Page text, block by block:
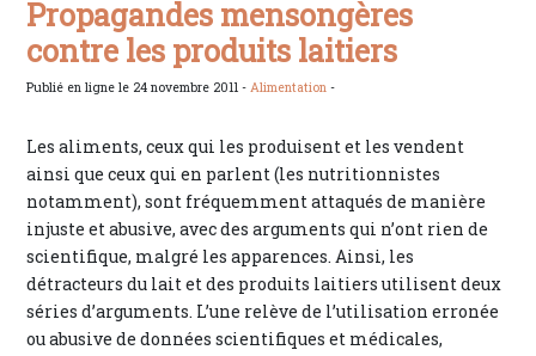
Propagandes mensongères
contre les produits laitiers
Publié en ligne le 24 novembre 2011 -Alimentation -
Les aliments, ceux qui les produisent et les vendent
ainsi que ceux qui en parlent (les nutritionnistes
notamment), sont fréquemment attaqués de manière
injuste et abusive, avec des arguments qui n’ont rien de
scientifique, malgré les apparences. Ainsi, les
détracteurs du lait et des produits laitiers utilisent deux
séries d’arguments. L’une relève de l’utilisation erronée
ou abusive de données scientifiques et médicales,